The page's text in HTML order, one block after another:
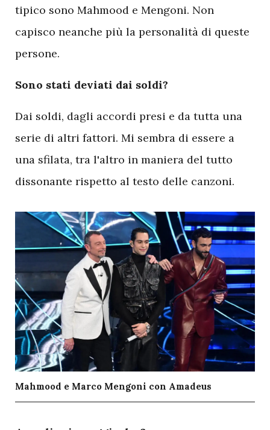
tipico sono Mahmood e Mengoni. Non
capisco neanche più la personalità di queste
persone.
Sono stati deviati dai soldi?
Dai soldi, dagli accordi presi e da tutta una
serie di altri fattori. Mi sembra di essere a
una sfilata, tra l'altro in maniera del tutto
dissonante rispetto al testo delle canzoni.
Mahmood e Marco Mengoni con Amadeus